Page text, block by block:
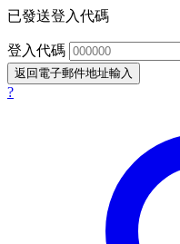
已發送登入代碼
登入代碼
返回電子郵件地址輸入
?